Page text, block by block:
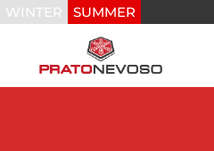
WINTER SUMMER